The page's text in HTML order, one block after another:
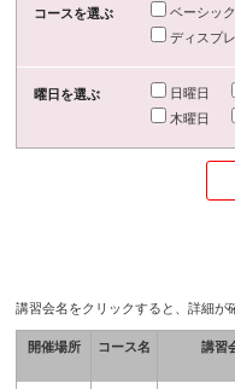
コースを選ぶ ベーシッ
ディスプ
曜日を選ぶ 日曜日
木曜日
講習会名をクリックすると、詳細が
開催場所 コース名 講習